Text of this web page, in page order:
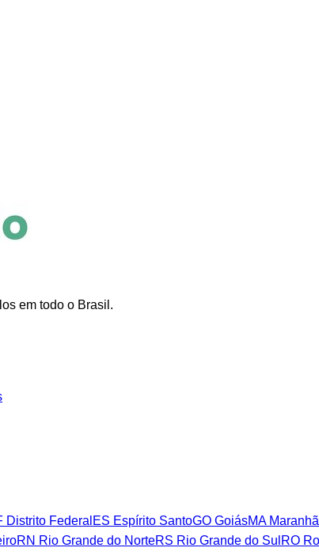
em todo o Brasil.
Distrito Federal ES Espírito SantoGO GoiásMA
RN Rio Grande do NorteRS Rio Grande do Sul RO